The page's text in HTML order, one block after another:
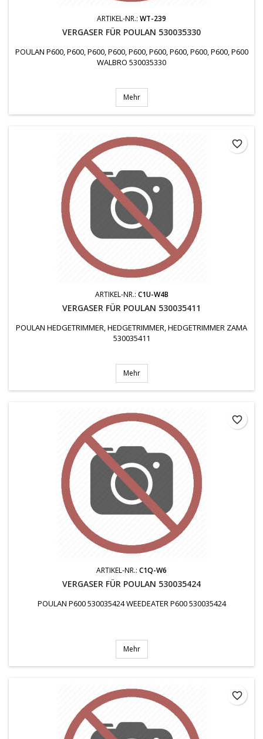
ARTIKEL-NR.: WT-239
VERGASER FÜR POULAN 530035330
POULAN P600, P600, P600, P600, P600, P600, P600, P600, P600, P600
WALBRO 530035330
Mehr
ARTIKEL-NR.: C1U-W4B
VERGASER FÜR POULAN 530035411
POULAN HEDGETRIMMER, HEDGETRIMMER, HEDGETRIMMER ZAMA
530035411
Mehr
favorite_border
ARTIKEL-NR.: C1Q-W6
VERGASER FÜR POULAN 530035424
POULAN P600 530035424 WEEDEATER P600 530035424
Mehr
favorite_border
favorite_border